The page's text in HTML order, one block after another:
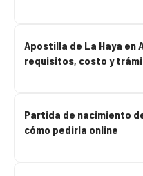
Apostilla de La Haya en
requisitos, costo y
Partida de nacimiento
cómo pedirla online